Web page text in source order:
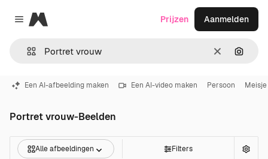
Close menu
Magnific
Wissen
Prijzen Aanmelden
Een AI-afbeelding maken Een AI-video maken Persoon Meisje
Portret vrouw-Beelden
Alle afbeeldingen Filters